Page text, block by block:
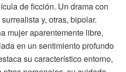
de ficción. Un drama con
y, otras, bipolar.
mujer aparentemente libre,
en un sentimiento profundo
su característico entorno,